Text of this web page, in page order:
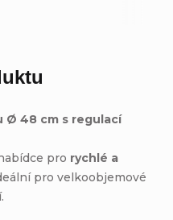
Ø 48 cm s regulací
pro rychlé a
pro velkoobjemové